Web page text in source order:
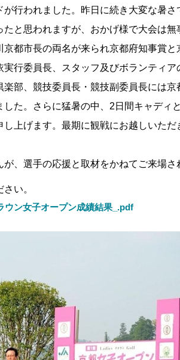
行われました。昨日に続き大変な暑さ
と思われますが、おかげ様で大会は無
都市長の両名が来られ京都府知事賞
行委員長、スタッフ及びボランティア
部、競技委員長・競技副委員長には
た。さらに猛暑の中、2日間キャディ
上げます。最期に観戦にお越しいた
、選手の応援と取材をかねてご来場さ
い。
ウン女子オープン成績結果_.pdf